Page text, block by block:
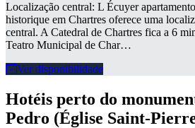
Localização central: L Écuyer
historique em Chartres oferece uma
central. A Catedral de Chartres fica a 6
Teatro Municipal de Char…
Ver disponibilidade
Hotéis perto do
Pedro (Église Saint-